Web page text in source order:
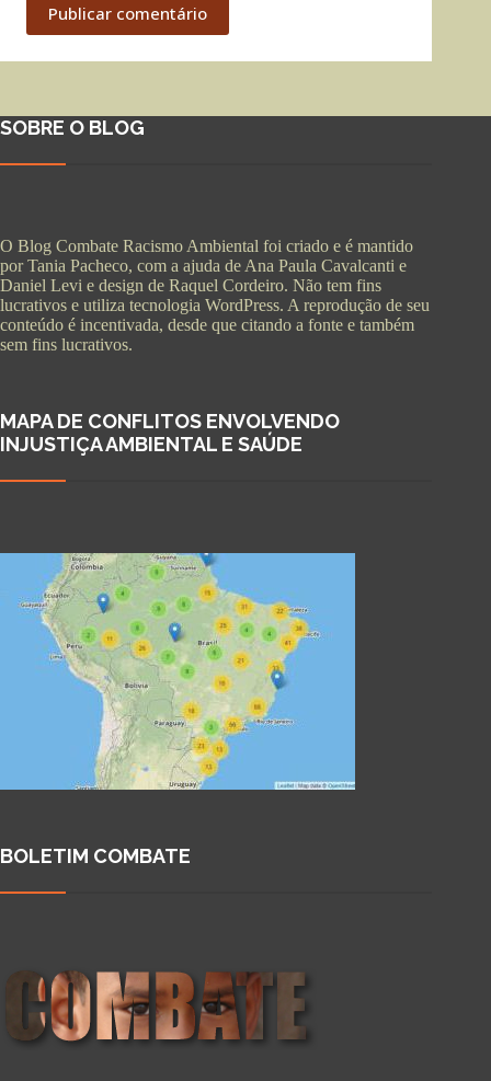
Publicar comentário
SOBRE O BLOG
O Blog Combate Racismo Ambiental foi criado e é mantido
por Tania Pacheco, com a ajuda de Ana Paula Cavalcanti e
Daniel Levi e design de Raquel Cordeiro. Não tem fins
lucrativos e utiliza tecnologia WordPress. A reprodução de seu
conteúdo é incentivada, desde que citando a fonte e também
sem fins lucrativos.
MAPA DE CONFLITOS ENVOLVENDO
INJUSTIÇA AMBIENTAL E SAÚDE
BOLETIM COMBATE